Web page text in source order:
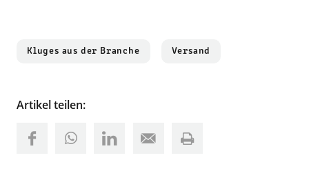
Kluges aus der Branche Versand
Artikel teilen: